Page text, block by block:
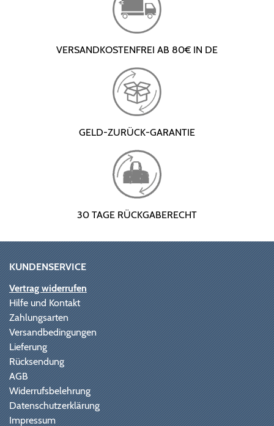
VERSANDKOSTENFREI AB 80€ IN DE
GELD-ZURÜCK-GARANTIE
30 TAGE RÜCKGABERECHT
KUNDENSERVICE
Vertrag widerrufen
Hilfe und Kontakt
Zahlungsarten
Versandbedingungen
Lieferung
Rücksendung
AGB
Widerrufsbelehrung
Datenschutzerklärung
Impressum